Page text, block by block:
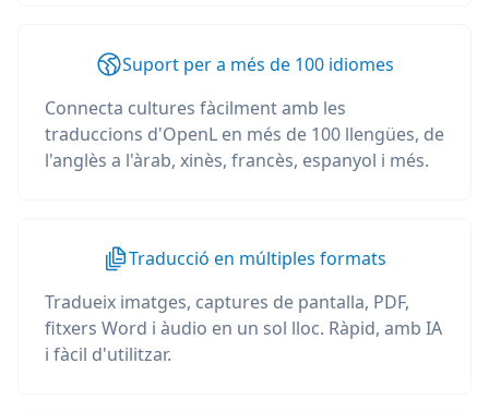
Suport per a més de 100 idiomes
Connecta cultures fàcilment amb les
traduccions d'OpenL en més de 100 llengües, de
l'anglès a l'àrab, xinès, francès, espanyol i més.
Traducció en múltiples formats
Tradueix imatges, captures de pantalla, PDF,
fitxers Word i àudio en un sol lloc. Ràpid, amb IA
i fàcil d'utilitzar.